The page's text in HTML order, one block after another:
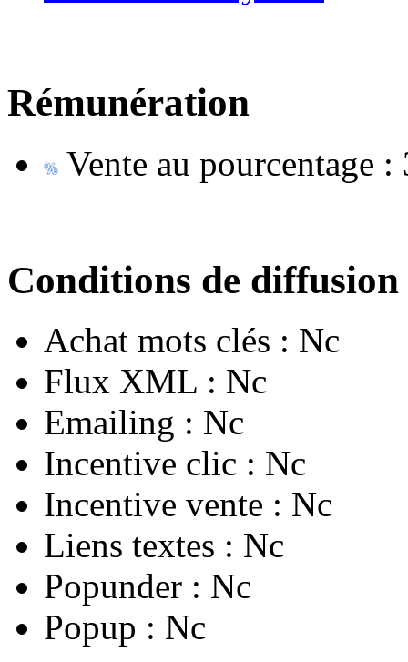
Rémunération
Vente au pourcentage :
Conditions de diffusion
Achat mots clés : Nc
Flux XML : Nc
Emailing : Nc
Incentive clic : Nc
Incentive vente : Nc
Liens textes : Nc
Popunder : Nc
Popup : Nc